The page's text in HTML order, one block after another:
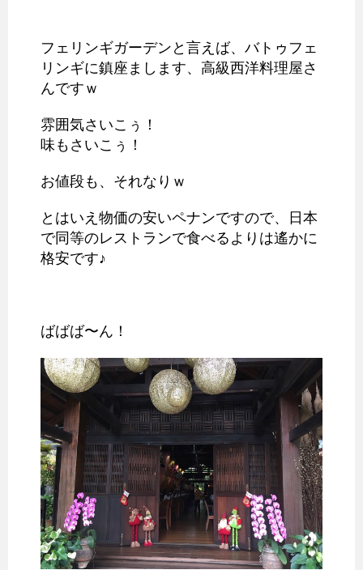
フェリンギガーデンと言えば、バトゥフェ
リンギに鎮座まします、高級西洋料理屋さ
んですｗ
雰囲気さいこぅ！
味もさいこぅ！
お値段も、それなりｗ
とはいえ物価の安いペナンですので、日本
で同等のレストランで食べるよりは遙かに
格安です♪
ばばば〜ん！